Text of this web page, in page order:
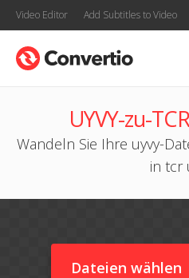
Video Editor Add Subtitles to Video
UYVY-zu-
Wandeln Sie Ihre uyvy-
in tcr
Dateien wählen